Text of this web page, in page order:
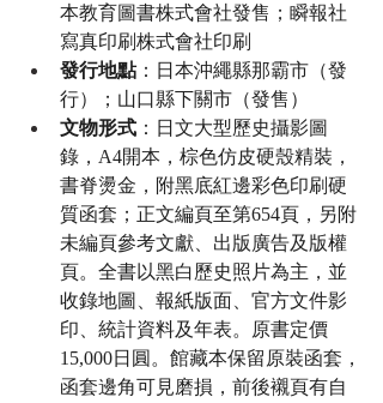
本教育圖書株式會社發售；瞬報社
寫真印刷株式會社印刷
發行地點：日本沖繩縣那霸市（發
行）；山口縣下關市（發售）
文物形式 ：日文大型歷史攝影圖
錄，A4開本，棕色仿皮硬殼精裝，
書脊燙金，附黑底紅邊彩色印刷硬
質函套；正文編頁至第654頁，另附
未編頁參考文獻、出版廣告及版權
頁。全書以黑白歷史照片為主，並
收錄地圖、報紙版面、官方文件影
印、統計資料及年表。原書定價
15,000日圓。館藏本保留原裝函套，
函套邊角可見磨損，前後襯頁有自